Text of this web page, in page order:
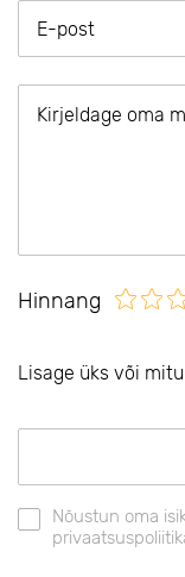
Hinnang
Lisage üks või
Nõustun oma